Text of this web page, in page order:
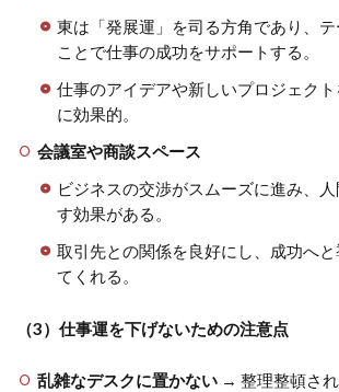
東は「発展運」を司る方角であり、テ
ことで仕事の成功をサポートする。
仕事のアイデアや新しいプロジェク
に効果的。
会議室や商談スペース
ビジネスの交渉がスムーズに進み、
す効果がある。
取引先との関係を良好にし、成功へ
てくれる。
（3）仕事運を下げないための注意点
乱雑なデスクに置かない→ 整理整頓され